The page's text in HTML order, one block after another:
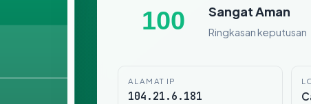
100 Sangat Aman
Ringkasan keputusan
ALAMAT IP
104.21.6.181